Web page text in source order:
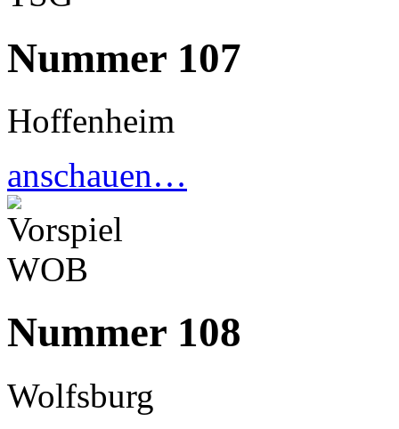
Nummer 107
Hoffenheim
anschauen…
Nummer 108
Wolfsburg